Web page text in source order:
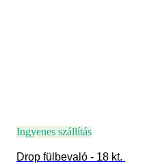
Ingyenes szállítás
Drop fülbevaló - 18 kt.